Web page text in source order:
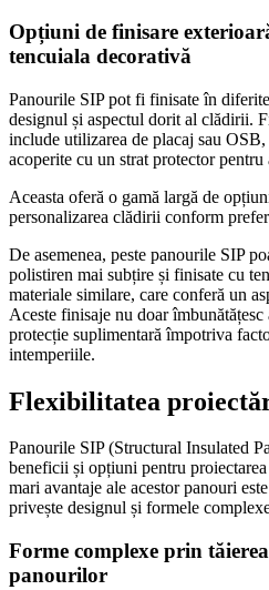
Opțiuni de finisare
tencuiala decorativă
Panourile SIP pot fi finisate în
designul și aspectul dorit al clădirii.
include utilizarea de placaj sau
acoperite cu un strat protector
Aceasta oferă o gamă largă de
personalizarea clădirii conform
De asemenea, peste panourile SIP
polistiren mai subțire și finisate cu
materiale similare, care conferă un
Aceste finisaje nu doar
protecție suplimentară împotriva
intemperiile.
Flexibilitatea
Panourile SIP (Structural Insulated
beneficii și opțiuni pentru
mari avantaje ale acestor panouri
privește designul și formele
Forme complexe prin
panourilor